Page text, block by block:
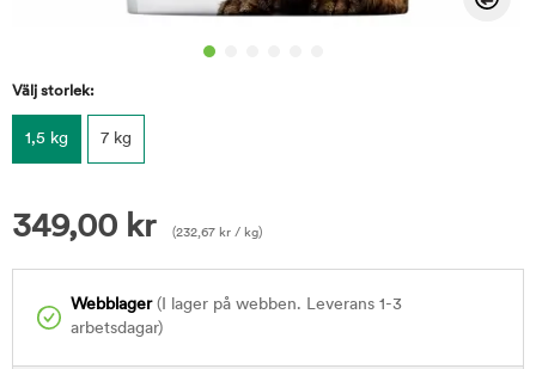
Välj storlek:
1,5 kg 7 kg
349,00 kr (232,67 kr / kg)
Webblager(I lager på webben. Leverans 1-3
arbetsdagar)